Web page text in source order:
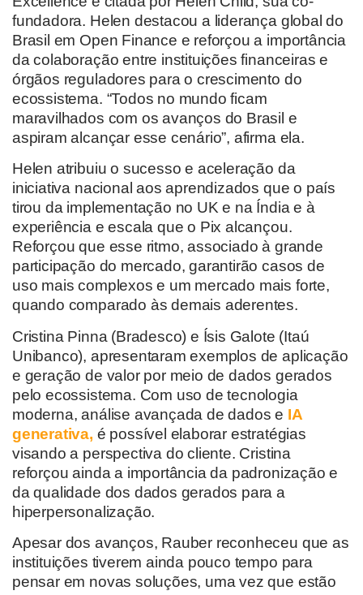
fundadora. Helen destacou a liderança global do
Brasil em Open Finance e reforçou a importância
da colaboração entre instituições financeiras e
órgãos reguladores para o crescimento do
ecossistema. “Todos no mundo ficam
maravilhados com os avanços do Brasil e
aspiram alcançar esse cenário”, afirma ela.
Helen atribuiu o sucesso e aceleração da
iniciativa nacional aos aprendizados que o país
tirou da implementação no UK e na Índia e à
experiência e escala que o Pix alcançou.
Reforçou que esse ritmo, associado à grande
participação do mercado, garantirão casos de
uso mais complexos e um mercado mais forte,
quando comparado às demais aderentes.
Cristina Pinna (Bradesco) e Ísis Galote (Itaú
Unibanco), apresentaram exemplos de aplicação
e geração de valor por meio de dados gerados
pelo ecossistema. Com uso de tecnologia
moderna, análise avançada de dados e IA
generativa, é possível elaborar estratégias
visando a perspectiva do cliente. Cristina
reforçou ainda a importância da padronização e
da qualidade dos dados gerados para a
hiperpersonalização.
Apesar dos avanços, Rauber reconheceu que as
instituições tiverem ainda pouco tempo para
pensar em novas soluções, uma vez que estão